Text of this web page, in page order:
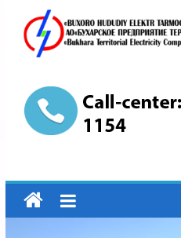
“Buxoro
hududiy
elektr